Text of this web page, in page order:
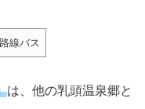
路線バス
は、他の乳頭温泉郷と